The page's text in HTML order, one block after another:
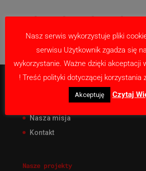
Nasza misja
Kontakt
Nasze projekty
Nasz serwis wykorzystuje pliki
serwisu Użytkownik zgadza się
wykorzystanie. Ważne dzięki akceptacji
! Treść polityki dotyczącej korzystania
Akceptuję Czytaj